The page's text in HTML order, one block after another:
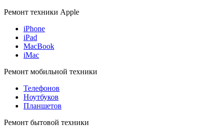
Ремонт техники Apple
iPhone
iPad
MacBook
iMac
Ремонт мобильной техники
Телефонов
Ноутбуков
Планшетов
Ремонт бытовой техники